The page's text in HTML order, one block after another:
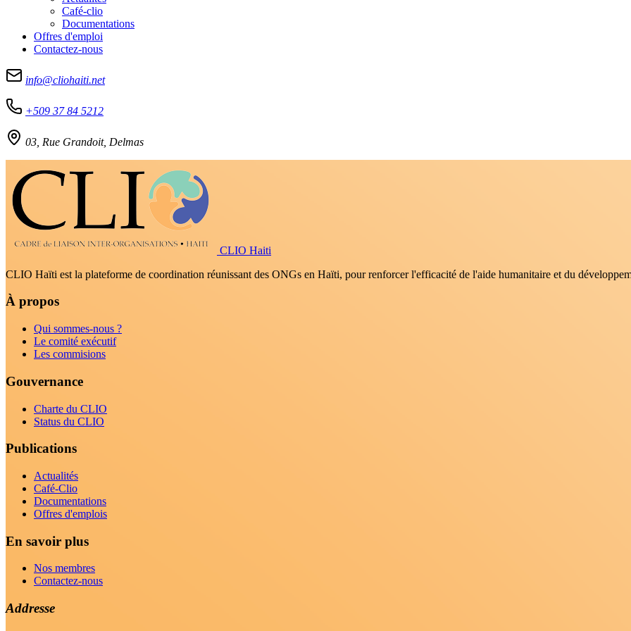
Café-clio
Documentations
Offres d'emploi
Contactez-nous
info@cliohaiti.net
+509 37 84 5212
03, Rue Grandoit, Delmas
CLIO Haiti
CLIO Haïti est la plateforme de coordination réunissant des ONGs en Haïti, pour renforcer l'efficacité de l'aide humanitaire et du
À propos
Qui sommes-nous ?
Le comité exécutif
Les commisions
Gouvernance
Charte du CLIO
Status du CLIO
Publications
Actualités
Café-Clio
Documentations
Offres d'emplois
En savoir plus
Nos membres
Contactez-nous
Addresse